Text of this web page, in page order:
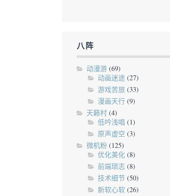
八阵
动漫游(69)
动画迷途(27)
游戏苦旅(33)
漫画天行(9)
天籁村(4)
低吟浅唱 (1)
原声虚空 (3)
微机粉(125)
优化美化(8)
前端琐志(8)
技术细节(50)
新软心软(26)